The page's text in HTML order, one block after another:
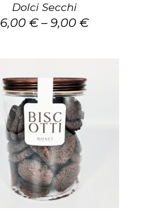
essere
scelte
prodotto
Dolci Secchi
6,00 €– 9,00 €
SCEGLI Questo
prodotto
ha
più
varianti.
Le